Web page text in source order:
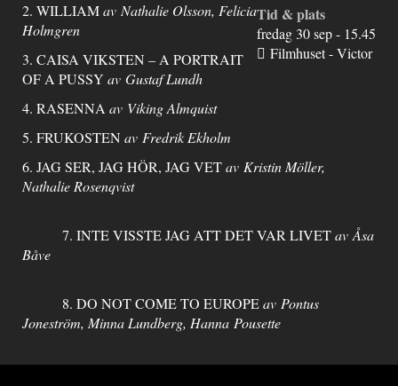
Tid & plats
fredag 30 sep - 15.45
Filmhuset - Victor
2. WILLIAMav Nathalie Olsson, Felicia
Holmgren
3. CAISA VIKSTEN – A PORTRAIT
OF A PUSSY av Gustaf Lundh
4. RASENNA av Viking Almquist
5. FRUKOSTEN av Fredrik Ekholm
6. JAG SER, JAG HÖR, JAG VETav Kristin Möller,
Nathalie Rosenqvist
7. INTE VISSTE JAG ATT DET VAR LIVETav Åsa
Båve
8. DO NOT COME TO EUROPEav Pontus
Joneström, Minna Lundberg, Hanna Pousette